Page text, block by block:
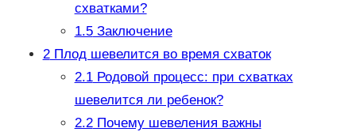
схватками?
1.5Заключение
2Плод шевелится во время схваток
2.1Родовой процесс: при схватках
шевелится ли ребенок?
2.2Почему шевеления важны